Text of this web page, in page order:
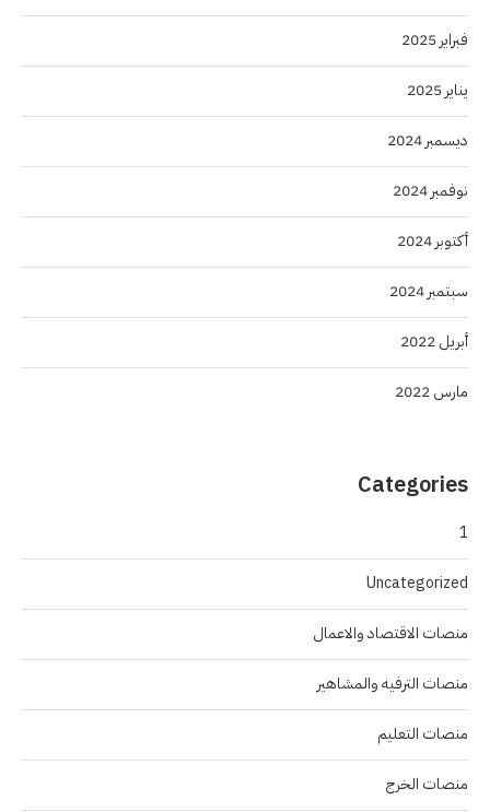
فبراير 2025
يناير 2025
ديسمبر 2024
نوفمبر 2024
أكتوبر 2024
سبتمبر 2024
أبريل 2022
مارس 2022
Categories
1
Uncategorized
منصات الاقتصاد والاعمال
منصات الترفيه والمشاهير
منصات التعليم
منصات الخرج